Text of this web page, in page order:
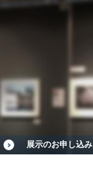
展示のお申し込み